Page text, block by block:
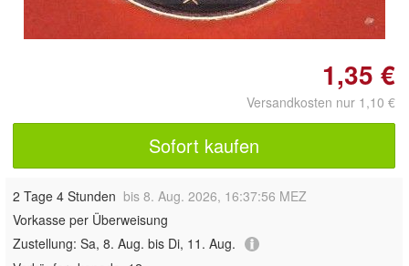
1,35 €
Versandkosten nur 1,10 €
Sofort kaufen
2 Tage 4 Stunden bis 8. Aug. 2026, 16:37:56 MEZ
Vorkasse per Überweisung
Zustellung: Sa, 8. Aug. bis Di, 11. Aug.